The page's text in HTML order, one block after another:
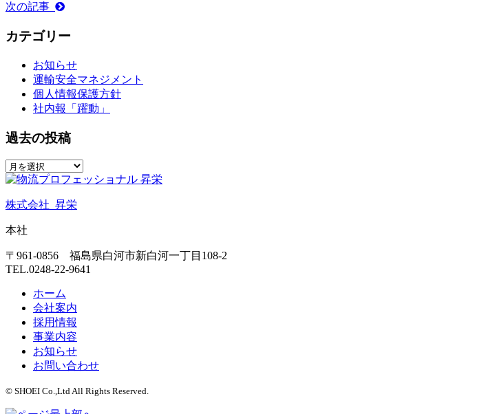
次の記事
カテゴリー
お知らせ
運輸安全マネジメント
個人情報保護方針
社内報「躍動」
過去の投稿
株式会社 昇栄
本社
〒961-0856 福島県白河市新白河一丁目108-2
TEL.0248-22-9641
ホーム
会社案内
採用情報
事業内容
お知らせ
お問い合わせ
© SHOEI Co.,Ltd All Rights Reserved.